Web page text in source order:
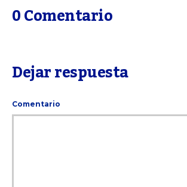
0 Comentario
Dejar respuesta
Comentario